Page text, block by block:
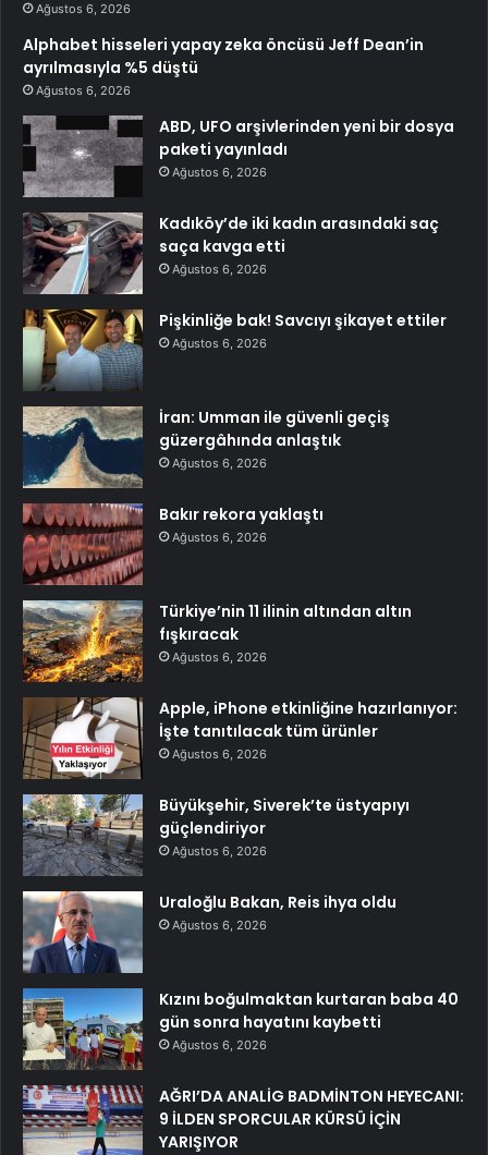
Ağustos 6, 2026
Alphabet hisseleri yapay zeka öncüsü Jeff Dean’in
ayrılmasıyla %5 düştü
Ağustos 6, 2026
ABD, UFO arşivlerinden yeni bir dosya
paketi yayınladı
Ağustos 6, 2026
Kadıköy’de iki kadın arasındaki saç
saça kavga etti
Ağustos 6, 2026
Pişkinliğe bak! Savcıyı şikayet ettiler
Ağustos 6, 2026
İran: Umman ile güvenli geçiş
güzergâhında anlaştık
Ağustos 6, 2026
Bakır rekora yaklaştı
Ağustos 6, 2026
Türkiye’nin 11 ilinin altından altın
fışkıracak
Ağustos 6, 2026
Apple, iPhone etkinliğine hazırlanıyor:
İşte tanıtılacak tüm ürünler
Ağustos 6, 2026
Büyükşehir, Siverek’te üstyapıyı
güçlendiriyor
Ağustos 6, 2026
Uraloğlu Bakan, Reis ihya oldu
Ağustos 6, 2026
Kızını boğulmaktan kurtaran baba 40
gün sonra hayatını kaybetti
Ağustos 6, 2026
AĞRI’DA ANALİG BADMİNTON HEYECANI:
9 İLDEN SPORCULAR KÜRSÜ İÇİN
YARIŞIYOR